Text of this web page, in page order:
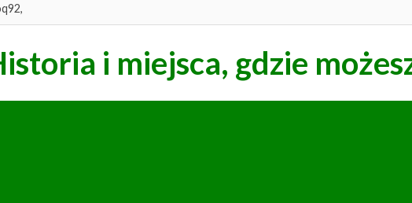
i miejsca, gdzie